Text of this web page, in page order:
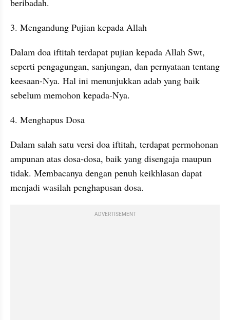
beribadah.
3. Mengandung Pujian kepada Allah
Dalam doa iftitah terdapat pujian kepada Allah Swt,
seperti pengagungan, sanjungan, dan pernyataan tentang
keesaan-Nya. Hal ini menunjukkan adab yang baik
sebelum memohon kepada-Nya.
4. Menghapus Dosa
Dalam salah satu versi doa iftitah, terdapat permohonan
ampunan atas dosa-dosa, baik yang disengaja maupun
tidak. Membacanya dengan penuh keikhlasan dapat
menjadi wasilah penghapusan dosa.
ADVERTISEMENT